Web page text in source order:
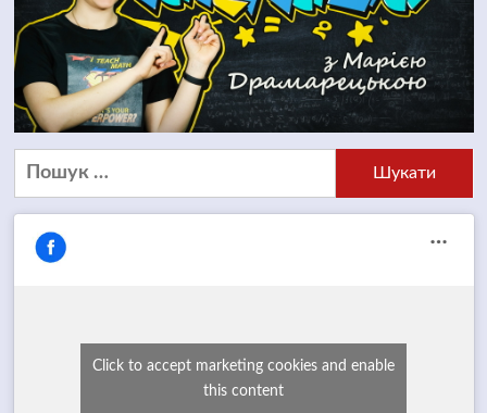
Пошук:
Click to accept marketing cookies and enable
this content